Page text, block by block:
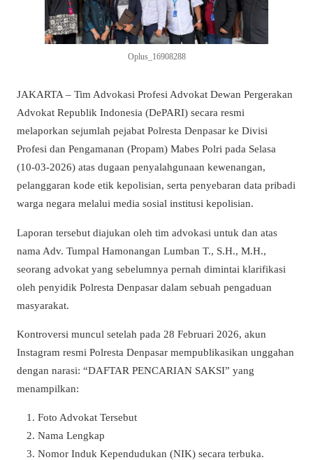
Oplus_16908288
JAKARTA – Tim Advokasi Profesi Advokat Dewan Pergerakan
Advokat Republik Indonesia (DePARI) secara resmi
melaporkan sejumlah pejabat Polresta Denpasar ke Divisi
Profesi dan Pengamanan (Propam) Mabes Polri pada Selasa
(10-03-2026) atas dugaan penyalahgunaan kewenangan,
pelanggaran kode etik kepolisian, serta penyebaran data pribadi
warga negara melalui media sosial institusi kepolisian.
Laporan tersebut diajukan oleh tim advokasi untuk dan atas
nama Adv. Tumpal Hamonangan Lumban T., S.H., M.H.,
seorang advokat yang sebelumnya pernah dimintai klarifikasi
oleh penyidik Polresta Denpasar dalam sebuah pengaduan
masyarakat.
Kontroversi muncul setelah pada 28 Februari 2026, akun
Instagram resmi Polresta Denpasar mempublikasikan unggahan
dengan narasi: “DAFTAR PENCARIAN SAKSI” yang
menampilkan:
Foto Advokat Tersebut
Nama Lengkap
Nomor Induk Kependudukan (NIK) secara terbuka.